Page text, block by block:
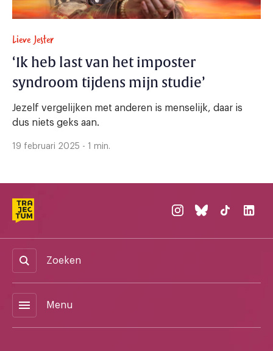
Lieve Jester
‘Ik heb last van het imposter
syndroom tijdens mijn studie’
Jezelf vergelijken met anderen is menselijk, daar is
dus niets geks aan.
19 februari 2025 - 1 min.
Zoeken
menu Menu